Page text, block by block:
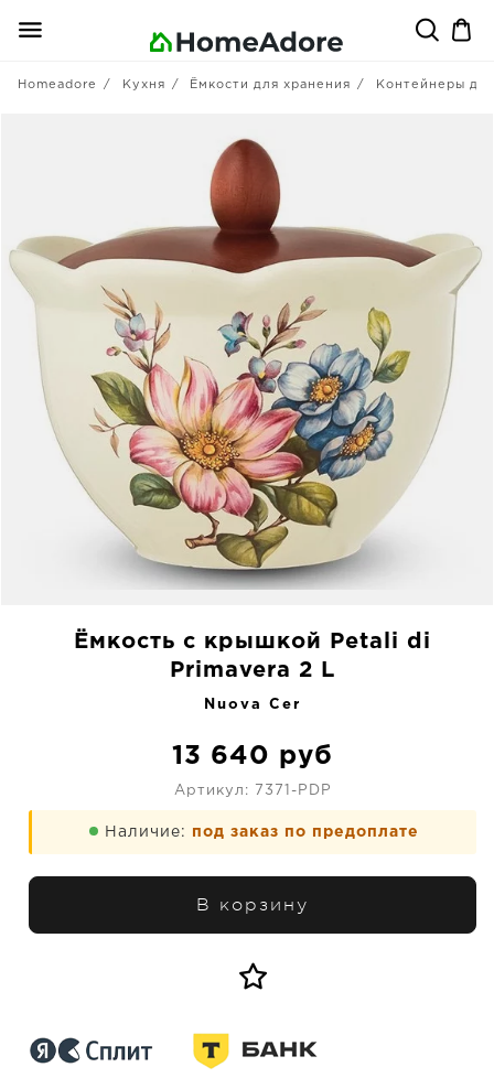
Homeadore Кухня Ёмкости для хранения Контейнеры
Ёмкость с крышкой Petali di
Primavera 2 L
Nuova Cer
13 640 руб
Артикул: 7371-PDP
Наличие: под заказ по предоплате
В корзину